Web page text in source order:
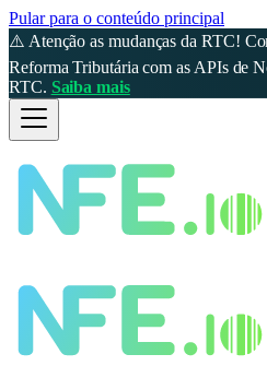
Pular para o conteúdo principal
⚠️ Atenção as mudanças da RTC!
Reforma Tributária com as APIs de
RTC. Saiba mais